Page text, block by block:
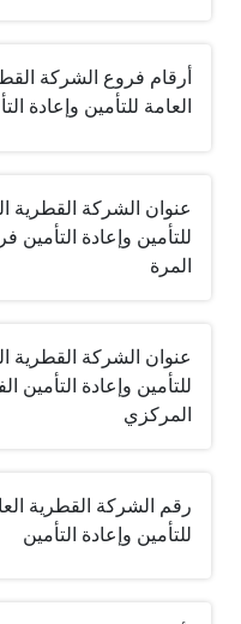
أرقام فروع الشركة
العامة للتأمين وإعادة
عنوان الشركة القطرية
للتأمين وإعادة التأمين
المرة
عنوان الشركة القطرية
للتأمين وإعادة التأمين
المركزي
رقم الشركة القطرية
للتأمين وإعادة التأمين